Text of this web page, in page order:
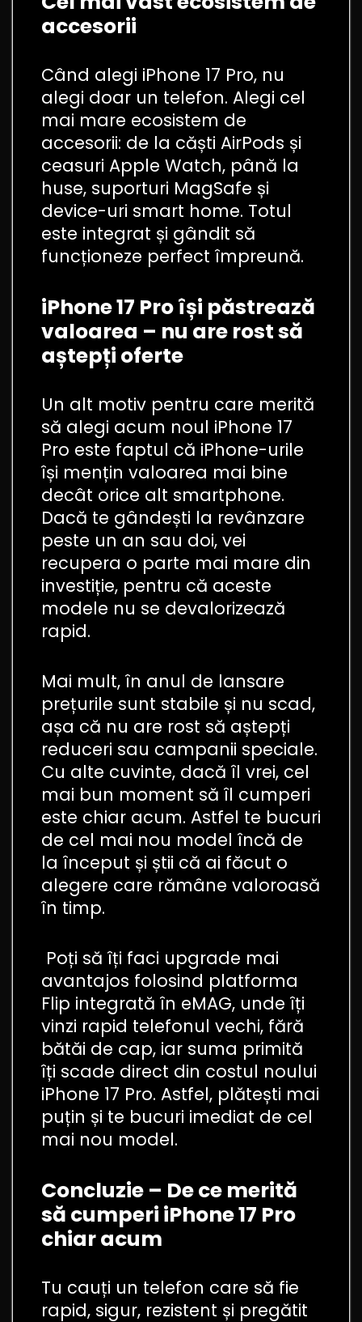
accesorii
Când alegi iPhone 17 Pro, nu
alegi doar un telefon. Alegi cel
mai mare ecosistem de
accesorii: de la căști AirPods și
ceasuri Apple Watch, până la
huse, suporturi MagSafe și
device-uri smart home. Totul
este integrat și gândit să
funcționeze perfect împreună.
iPhone 17 Pro își păstrează
valoarea – nu are rost să
aștepți oferte
Un alt motiv pentru care merită
să alegi acum noul iPhone 17
Pro este faptul că iPhone-urile
își mențin valoarea mai bine
decât orice alt smartphone.
Dacă te gândești la revânzare
peste un an sau doi, vei
recupera o parte mai mare din
investiție, pentru că aceste
modele nu se devalorizează
rapid.
Mai mult, în anul de lansare
prețurile sunt stabile și nu scad,
așa că nu are rost să aștepți
reduceri sau campanii speciale.
Cu alte cuvinte, dacă îl vrei, cel
mai bun moment să îl cumperi
este chiar acum. Astfel te bucuri
de cel mai nou model încă de
la început și știi că ai făcut o
alegere care rămâne valoroasă
în timp.
Poți să îți faci upgrade mai
avantajos folosind platforma
Flip integrată în eMAG, unde îți
vinzi rapid telefonul vechi, fără
bătăi de cap, iar suma primită
îți scade direct din costul noului
iPhone 17 Pro. Astfel, plătești mai
puțin și te bucuri imediat de cel
mai nou model.
Concluzie – De ce merită
să cumperi iPhone 17 Pro
chiar acum
Tu cauți un telefon care să fie
rapid, sigur, rezistent și pregătit